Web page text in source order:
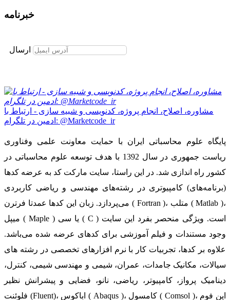
خبرنامه
ارسال
مشاوره، اصلاح، انجام پروژه، کدنویسی و شبیه سازی - ارتباط با
ادمین در تلگرام: @Marketcode_ir
پایگاه علوم محاسباتی ایران با حمایت معاونت علمی وفناوری
ریاست جمهوری در سال 1392 با هدف توسعه علوم محاسباتی در
کشور راه اندازی شد. در این راستا، سایت مارکت کد به عرضه کدها
(برنامه‌های) کامپیوتری در رشته‌های مهندسی و ریاضی کاربردی
می‌پردازد. زبان این کدها عمدتا فرترن ( Fortran )، متلب ( Matlab )،
میپل ( Maple ) یا سی ( C ) است. ویژگی منحصر بفرد این سایت
وجود مستندات و فیلم آموزشی برای کدهای عرضه شده می‌باشد.
علاوه بر کدها، تجربیات کار با نرم افزارهای تخصصی در رشته های
سیالات، مکانیک جامدات، عمران، شیمی و مهندسی شیمی، کنترل،
دینامیک پرواز، کامپیوتر، ریاضی، نانو، فضایی و پیشرانش نظیر
فلوئنت (Fluent)، اباکوس ( Abaqus )، کامسول ( Comsol )، اپن فوم